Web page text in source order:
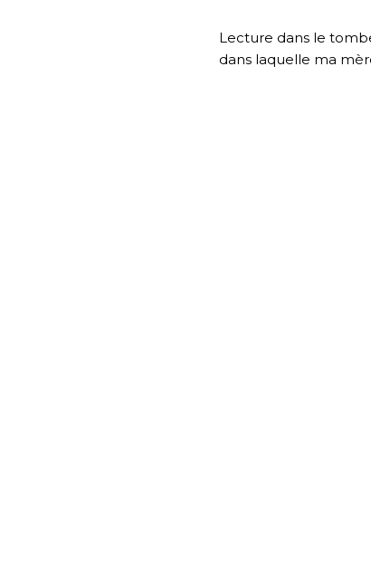
Lecture dans le
dans laquelle ma